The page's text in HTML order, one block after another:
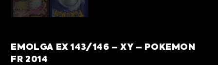
EMOLGA EX 143/146 – XY – POKEMON
FR 2014